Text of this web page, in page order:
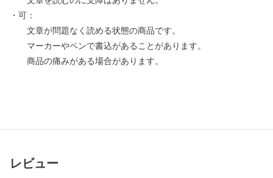
・可：
文章が問題なく読める状態の商品です。
マーカーやペンで書込があることがあります。
商品の痛みがある場合があります。
レビュー